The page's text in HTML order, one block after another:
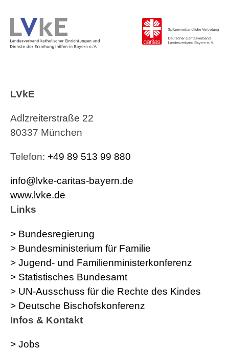
LVkE
Adlzreiterstraße 22
80337 München
Telefon: +49 89 513 99 880
info@lvke-caritas-bayern.de
www.lvke.de
Links
> Bundesregierung
> Bundesministerium für Familie
> Jugend- und Familienministerkonferenz
> Statistisches Bundesamt
> UN-Ausschuss für die Rechte des Kindes
> Deutsche Bischofskonferenz
Infos & Kontakt
> Jobs